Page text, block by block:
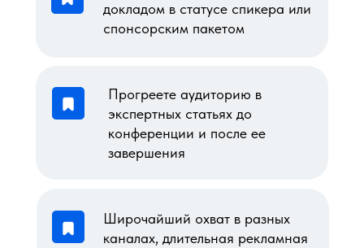
докладом в статусе спикера или
спонсорским пакетом
Широчайший охват в разных
каналах, длительная рекламная
Прогреете аудиторию в
экспертных статьях до
конференции и после ее
завершения